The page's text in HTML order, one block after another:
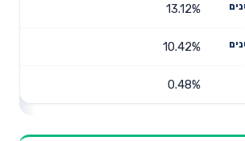
13.12%
10.42%
0.48%